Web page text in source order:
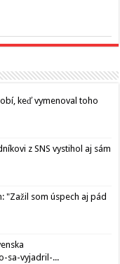
keď vymenoval toho
z SNS vystihol aj sám
"Zažil som úspech aj pád
sa-vyjadril-...